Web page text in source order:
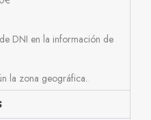
DNI en la información de
la zona geográfica.